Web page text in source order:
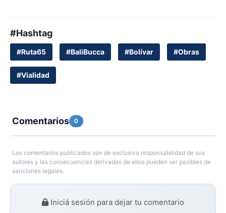
#Hashtag
#Ruta65 #BaliBucca #Bolívar #Obras
#Vialidad
Comentarios 0
Los comentarios publicados son de exclusiva responsabilidad de sus
autores y las consecuencias derivadas de ellos pueden ser pasibles de
sanciones legales.
Iniciá sesión para dejar tu comentario